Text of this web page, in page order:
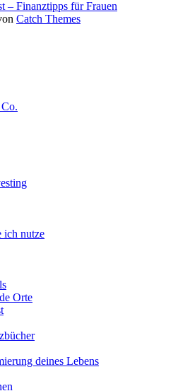
– Finanztipps für Frauen
Catch Themes
ich nutze
Orte
deines Lebens